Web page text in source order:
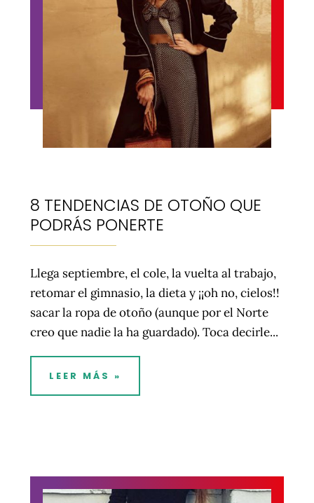
8 TENDENCIAS DE OTOÑO QUE
PODRÁS PONERTE
Llega septiembre, el cole, la vuelta al trabajo,
retomar el gimnasio, la dieta y ¡¡oh no, cielos!!
sacar la ropa de otoño (aunque por el Norte
creo que nadie la ha guardado). Toca decirle...
LEER MÁS »